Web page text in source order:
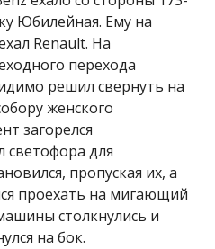
Юбилейная. Ему на
Renault. На
перехода
решил свернуть на
женского
загорелся
светофора для
пропуская их, а
проехать на мигающий
столкнулись и
на бок.